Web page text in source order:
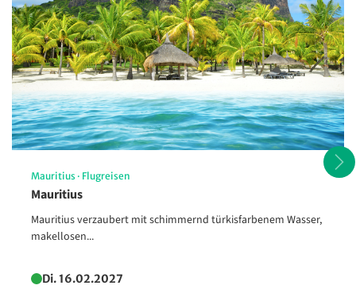
Opulente venezianische
Venedig
Mauritius · Flugreisen
Mauritius
Mauritius verzaubert mit schimmernd türkisfarbenem Wasser,
makellosen...
Di. 16.02.2027